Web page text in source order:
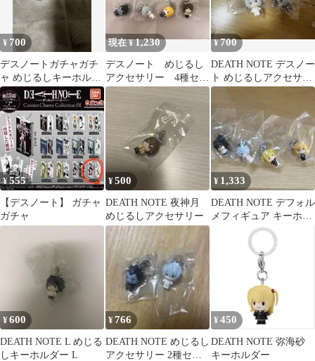
¥ 700
デスノートガチャガチ
ャ めじるしキーホルダ
ー 2種セット
現在 ¥1,230
デスノート めじるし
アクセサリー 4種セッ
ト
¥700
DEATH NOTE デスノー
ト めじるしアクセサリ
ー ニア リューク
¥555
【デスノート】 ガチャ
ガチャ
¥500
DEATH NOTE 夜神月
めじるしアクセサリー
¥ 1,333
DEATH NOTE デフォル
メフィギュア キーホル
ダー 4種セット
¥600
DEATH NOTE L めじる
しキーホルダー L
¥766
DEATH NOTE めじるし
アクセサリー 2種セッ
¥ 450
DEATH NOTE 弥海砂
キーホルダー